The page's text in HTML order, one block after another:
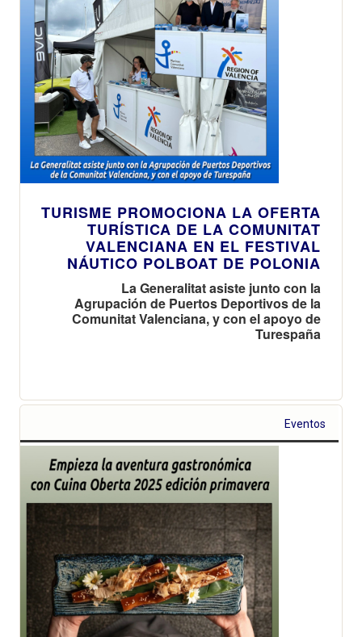
TURISME PROMOCIONA LA OFERTA
TURÍSTICA DE LA COMUNITAT
VALENCIANA EN EL FESTIVAL
NÁUTICO POLBOAT DE POLONIA
La Generalitat asiste junto con la
Agrupación de Puertos Deportivos de la
Comunitat Valenciana, y con el apoyo de
Turespaña
Eventos